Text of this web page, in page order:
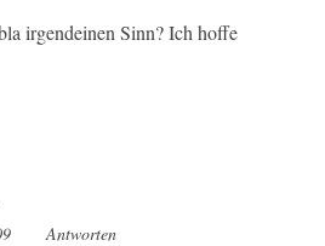
irgendeinen Sinn? Ich hoffe
13:03
Antworten